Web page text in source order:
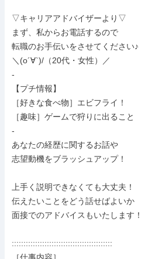
▽キャリアアドバイザーより▽
まず、私からお電話するので
転職のお手伝いをさせてください♪
＼(o´∀`)/（20代・女性）／
-
【プチ情報】
［好きな食べ物］エビフライ！
［趣味］ゲームで狩りに出ること
-
あなたの経歴に関するお話や
志望動機をブラッシュアップ！
上手く説明できなくても大丈夫！
伝えたいことをどう話せばよいか
面接でのアドバイスもいたします！
:::::::::::::::::::::::::::::::::::::::::::